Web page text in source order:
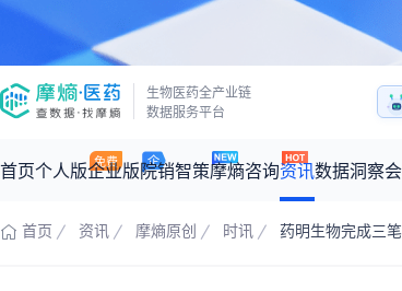
生物医药全产业链
数据服务平台
首页个人版企业版院销智策摩熵咨询资讯数据洞察
首页 资讯 摩熵原创 时讯 药明生物完成三